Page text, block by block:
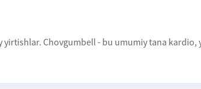
Chovgumbell - bu umumiy tana kardio,